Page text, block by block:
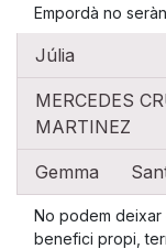
Empordà no
Júlia
MERCEDES
MARTINEZ
Gemma
No podem
benefici propi,